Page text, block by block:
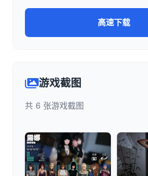
高速下载
游戏截图
共 6 张游戏截图